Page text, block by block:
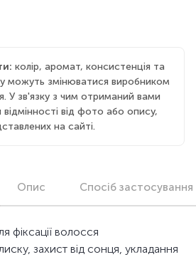
колір, аромат, консистенція та
можуть змінюватися виробником
У зв'язку з чим отриманий вами
від фото або опису,
на сайті.
Опис Спосіб застосування
фіксації волосся
захист від сонця, укладання